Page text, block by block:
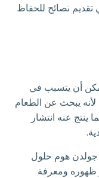
تقديم نصائح للحفاظ
أن يتسبب في
لأنه يبحث عن الطعام
عنه انتشار
جولدن هوم حلول
ظهوره ومعرفة